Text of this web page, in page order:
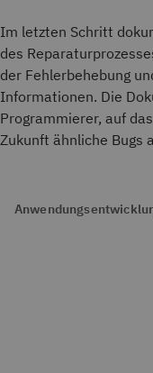
Im letzten Schritt
des
der Fehlerbehebung
Informationen. Die
Programmierer, auf
Zukunft ähnliche Bugs